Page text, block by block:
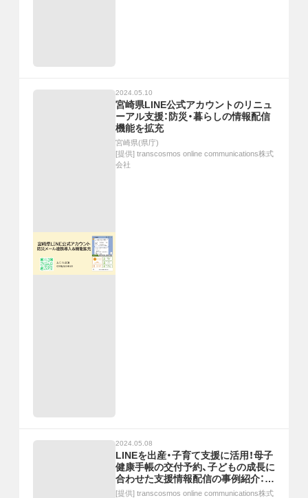
2024.05.10
宮崎県LINE公式アカウントのリニュ
ーアル支援：防災・暮らしの情報配信
機能を拡充
宮崎県(県庁)
[提供] transcosmos online communications株式
会社
2024.05.08
LINEを出産・子育て支援に活用！母子
健康手帳の交付予約、子どもの成長に
合わせた支援情報配信の事例紹介：
5/16(木)無料ウェビナー開催
[提供] transcosmos online communications株式